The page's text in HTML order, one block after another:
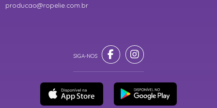
producao@ropelie.com.br